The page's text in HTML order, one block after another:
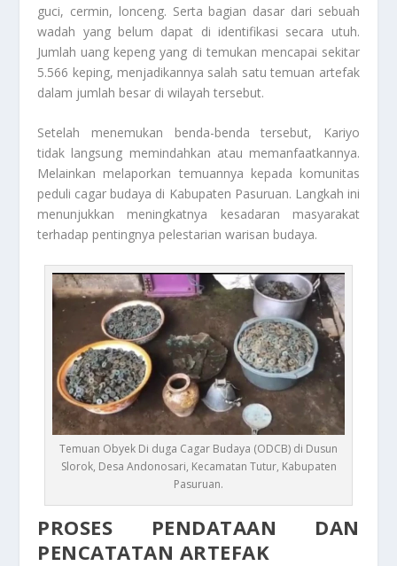
guci, cermin, lonceng. Serta bagian dasar dari sebuah
wadah yang belum dapat di identifikasi secara utuh.
Jumlah uang kepeng yang di temukan mencapai sekitar
5.566 keping, menjadikannya salah satu temuan artefak
dalam jumlah besar di wilayah tersebut.
Setelah menemukan benda-benda tersebut, Kariyo
tidak langsung memindahkan atau memanfaatkannya.
Melainkan melaporkan temuannya kepada komunitas
peduli cagar budaya di Kabupaten Pasuruan. Langkah ini
menunjukkan meningkatnya kesadaran masyarakat
terhadap pentingnya pelestarian warisan budaya.
Temuan Obyek Di duga Cagar Budaya (ODCB) di Dusun
Slorok, Desa Andonosari, Kecamatan Tutur, Kabupaten
Pasuruan.
PROSES PENDATAAN DAN
PENCATATAN ARTEFAK